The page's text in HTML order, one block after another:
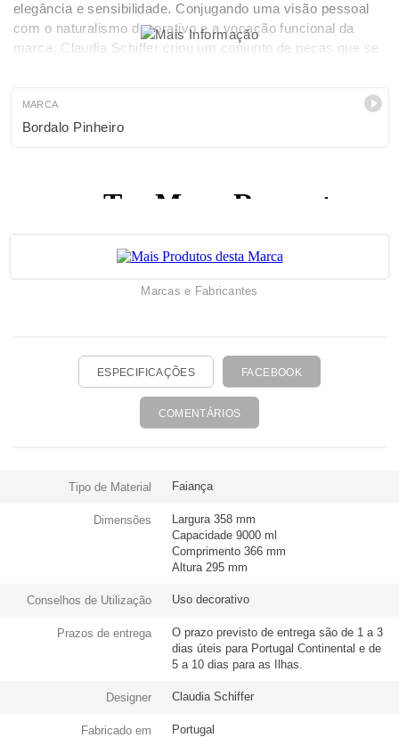
elegância e sensibilidade. Conjugando uma visão pessoal
com o naturalismo decorativo e a vocação funcional da
marca, Claudia Schiffer criou um conjunto de peças que se
MARCA
Bordalo Pinheiro
Marcas e Fabricantes
ESPECIFICAÇÕES FACEBOOK
COMENTÁRIOS
Tipo de Material Faiança
Dimensões
Largura 358 mm
Capacidade 9000 ml
Comprimento 366 mm
Altura 295 mm
Conselhos de Utilização Uso decorativo
Prazos de entrega
O prazo previsto de entrega são de 1 a 3
dias úteis para Portugal Continental e de
5 a 10 dias para as Ilhas.
Designer Claudia Schiffer
Fabricado em Portugal